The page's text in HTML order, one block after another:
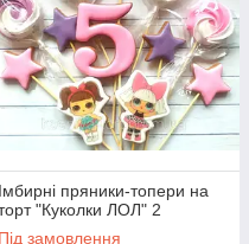
Імбирні пряники-топери на
"Куколки ЛОЛ" 2
Під замовлення